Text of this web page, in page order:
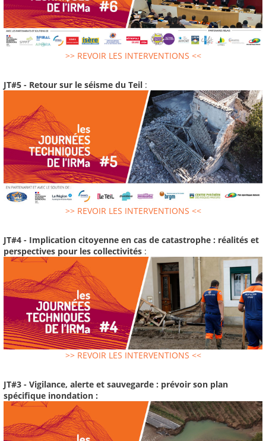
>> REVOIR LES INTERVENTIONS <<
JT#5 - Retour sur le séisme du Teil :
>> REVOIR LES INTERVENTIONS <<
JT#4 - Implication citoyenne en cas de catastrophe : réalités et
perspectives pour les collectivités :
>> REVOIR LES INTERVENTIONS <<
JT#3 - Vigilance, alerte et sauvegarde : prévoir son plan
spécifique inondation :